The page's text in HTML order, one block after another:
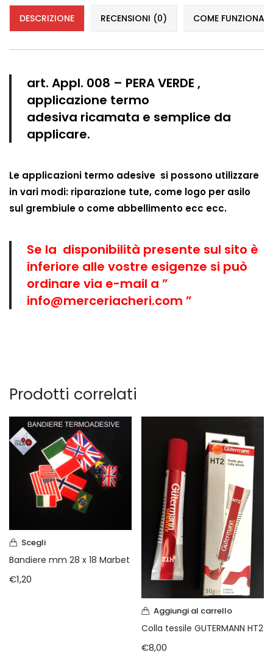
DESCRIZIONE RECENSIONI (0) COME
art. Appl. 008 – PERA VERDE ,
applicazione termo
adesiva ricamata e semplice da
applicare.
Le applicazioni termo adesive si possono utilizzare
in vari modi: riparazione tute, come logo per asilo
sul grembiule o come abbellimento ecc ecc.
Se la disponibilità presente sul sito è
inferiore alle vostre esigenze si può
ordinare via e-mail a ”
info@merceriacheri.com ”
Prodotti correlati
Scegli
Bandiere mm 28 x 18 Marbet
€1,20
Aggiungi al carrello
Colla tessile GUTERMANN HT2
€8,00